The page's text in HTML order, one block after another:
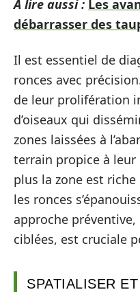
A lire aussi : Les
débarrasser des
Il est essentiel de
ronces avec
de leur prolifération
d’oiseaux qui
zones laissées à
terrain propice à leur
plus la zone est
les ronces
approche
ciblées, est cruciale
SPATIALISER